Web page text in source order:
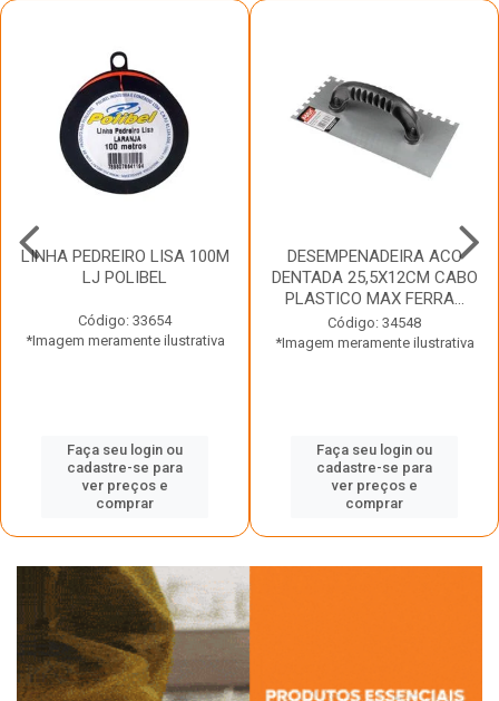
LINHA PEDREIRO LISA 100M
LJ POLIBEL
Código: 33654
*Imagem meramente ilustrativa
Faça seu login ou
cadastre-se para
ver preços e
comprar
DESEMPENADEIRA ACO
DENTADA 25,5X12CM CABO
PLASTICO MAX FERRA...
Código: 34548
*Imagem meramente ilustrativa
Faça seu login ou
cadastre-se para
ver preços e
comprar